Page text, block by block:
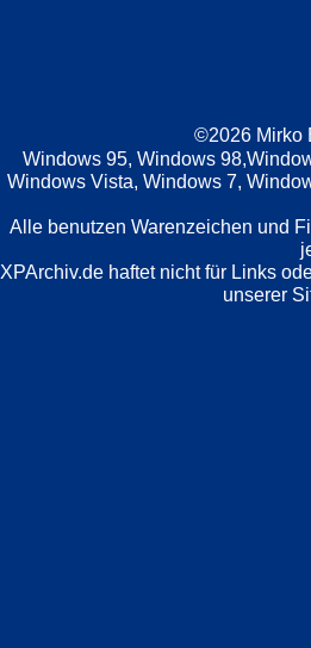
©2026 Mirko
Windows 95, Windows
Windows Vista, Windows 7,
Alle benutzen Warenzeichen und
XPArchiv.de haftet nicht für Links
unserer